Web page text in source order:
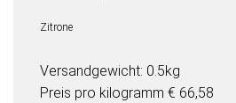
Zitrone
Versandgewicht: 0.5kg
Preis pro kilogramm € 66,58